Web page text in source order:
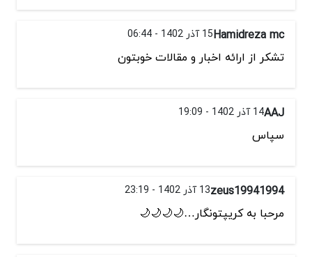
Hamidreza mc15 آذر 1402 - 06:44
تشكر از ارائه اخبار و مقالات خوبتون
AAJ14 آذر 1402 - 19:09
سپاس
zeus1994199413 آذر 1402 - 23:19
مرحبا به کریپتونگار…🌙🌙🌙🌙